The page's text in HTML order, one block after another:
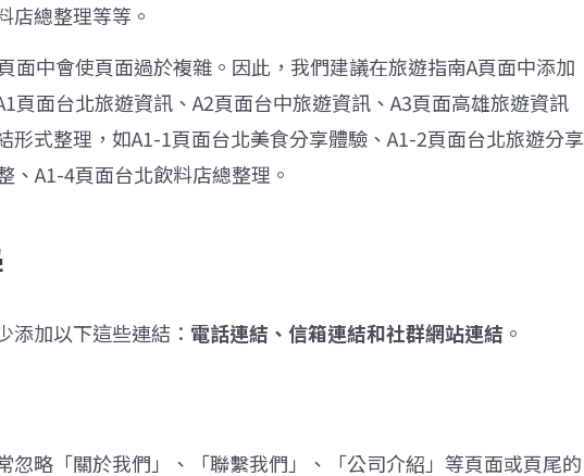
店總整理等等。
面中會使頁面過於複雜。因此，我們建議在旅遊指南A頁面中添加
頁面台北旅遊資訊、 A2頁面台中旅遊資訊、 A3頁面高雄旅遊資訊
形式整理，如A1-1頁面台北美食分享體驗、 A1-2頁面台北旅遊分享
、 A1-4頁面台北飲料店總整理。
添加以下這些連結： 電話連結、信箱連結和社群網站連結 。
忽略「關於我們」、「聯繫我們」、「公司介紹」等頁面或頁尾的